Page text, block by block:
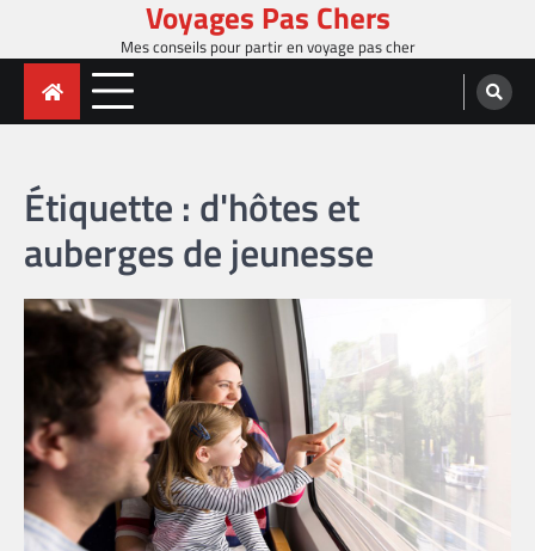
content
Voyages Pas Chers
Mes conseils pour partir en voyage pas cher
Étiquette : d'hôtes et
auberges de jeunesse